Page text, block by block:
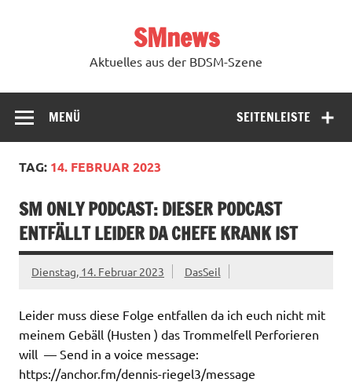
SMnews
Aktuelles aus der BDSM-Szene
SEITENLEISTE
MENÜ
TAG: 14. FEBRUAR 2023
SM ONLY PODCAST: DIESER PODCAST
ENTFÄLLT LEIDER DA CHEFE KRANK IST
Dienstag, 14. Februar 2023 DasSeil
Leider muss diese Folge entfallen da ich euch nicht mit
meinem Gebäll (Husten ) das Trommelfell Perforieren
will — Send in a voice message:
https://anchor.fm/dennis-riegel3/message